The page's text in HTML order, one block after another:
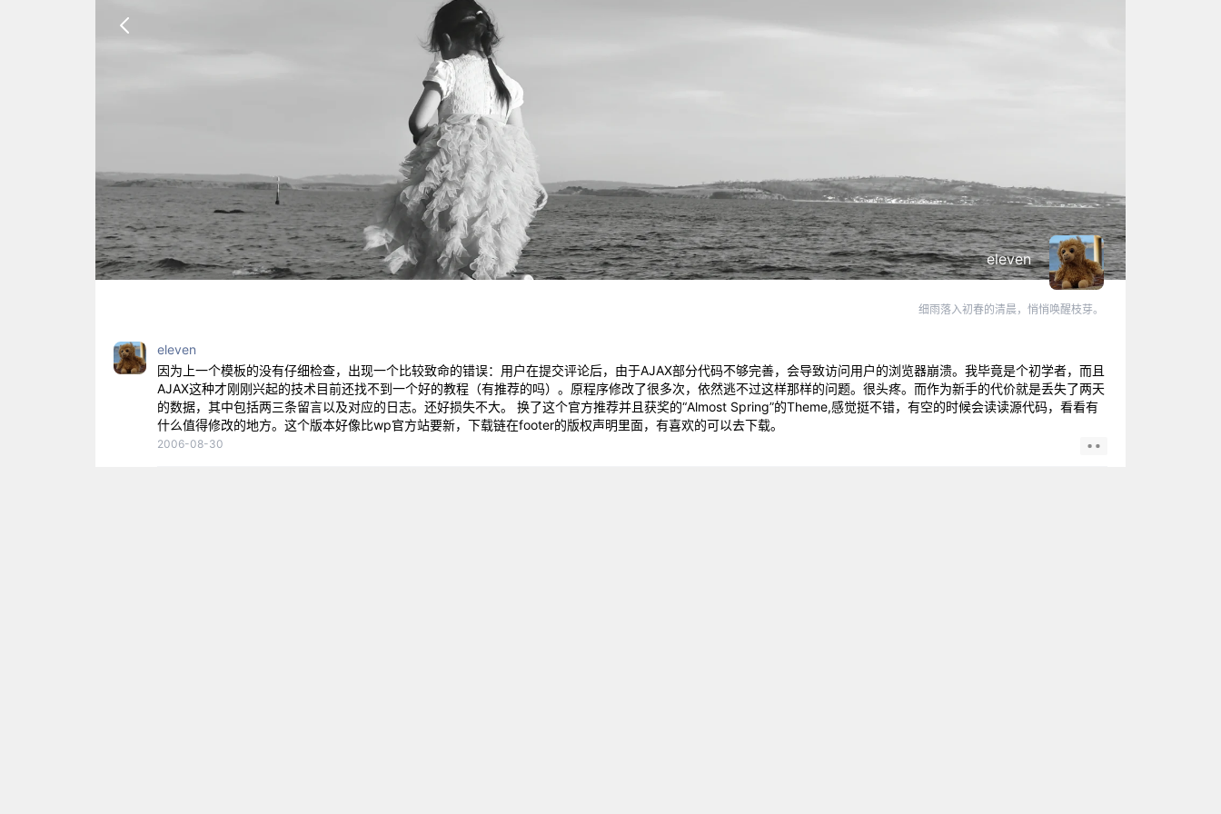
eleven
细雨落入初春的清晨，悄悄唤醒枝芽。
eleven
因为上一个模板的没有仔细检查，出现一个比较致命的错误：用户在提交评论后，由于AJAX部分代码不够完善，会导致访问用户的浏览器崩溃。我毕竟是个初学者，而且
AJAX这种才刚刚兴起的技术目前还找不到一个好的教程（有推荐的吗）。原程序修改了很多次，依然逃不过这样那样的问题。很头疼。而作为新手的代价就是丢失了两天
的数据，其中包括两三条留言以及对应的日志。还好损失不大。 换了这个官方推荐并且获奖的“Almost Spring”的Theme,感觉挺不错，有空的时候会读读源代码，看看有
什么值得修改的地方。这个版本好像比wp官方站要新，下载链在footer的版权声明里面，有喜欢的可以去下载。
2006-08-30